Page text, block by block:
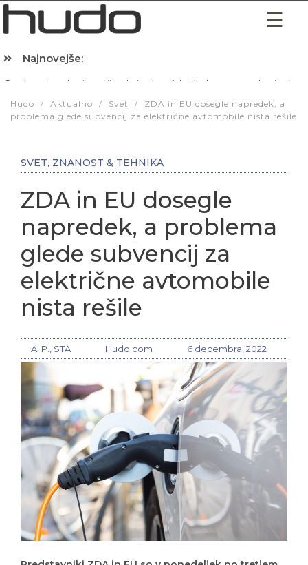
Najnovejše:
problema glede subvencij za električne avtomobile nista rešile
ZDA in EU dosegle
napredek, a problema
glede subvencij za
električne avtomobile
nista rešile
A. P., STA Hudo.com 6 decembra, 2022